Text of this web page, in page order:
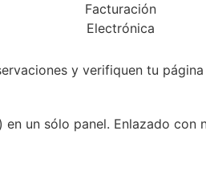
Facturación
Electrónica
y verifiquen tu
un sólo panel. Enlazado